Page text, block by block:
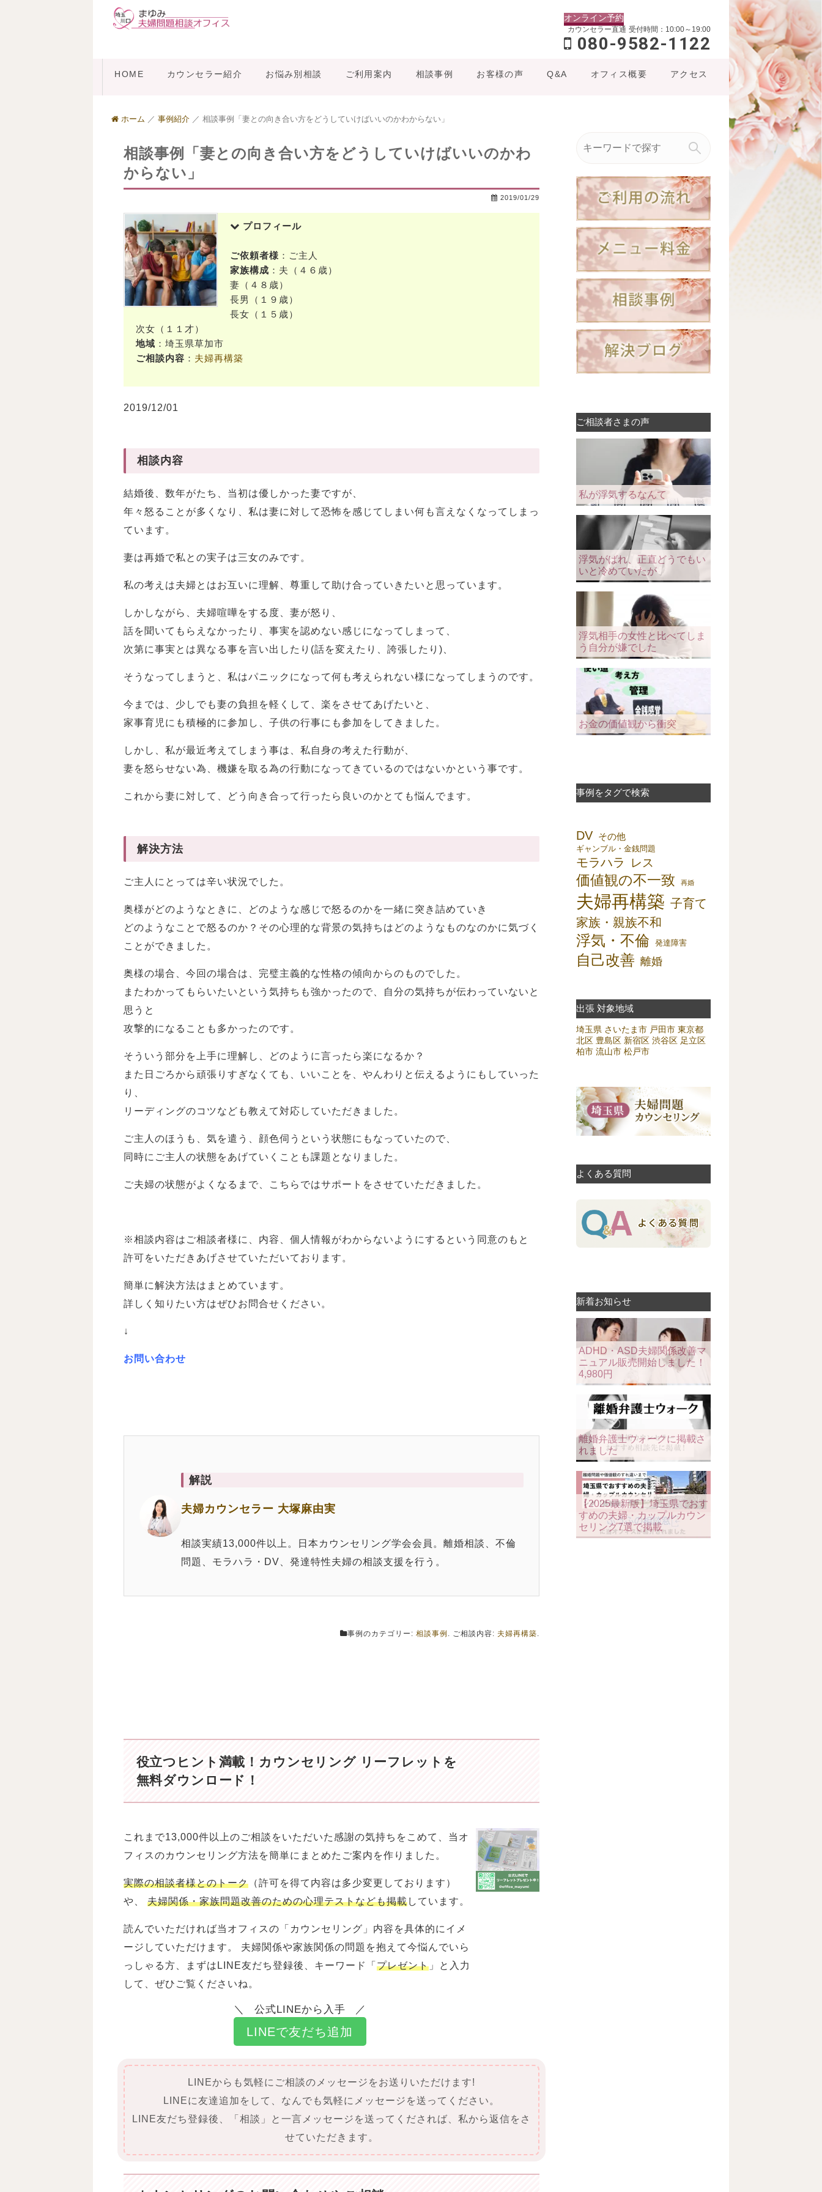
オンライン予約
カウンセラー直通 受付時間：10:00～19:00
080-9582-1122
HOME カウンセラー紹介 お悩み別相談 ご利用案内 相談事例 お客様の声 Q&A オフィス概要 アクセス
ホーム ／ 事例紹介 ／ 相談事例「妻との向き合い方をどうしていけばいいのかわからない」
相談事例「妻との向き合い方をどうしていけばいいのかわ
からない」
2019/01/29
プロフィール
ご依頼者様 ：ご主人
家族構成 ：夫（４６歳）
妻（４８歳）
長男（１９歳）
長女（１５歳）
次女（１１才）
地域 ：埼玉県草加市
ご相談内容 ： 夫婦再構築
2019/12/01
相談内容
結婚後、数年がたち、当初は優しかった妻ですが、
年々怒ることが多くなり、私は妻に対して恐怖を感じてしまい何も言えなくなってしまっ
ています。
妻は再婚で私との実子は三女のみです。
私の考えは夫婦とはお互いに理解、尊重して助け合っていきたいと思っています。
しかしながら、夫婦喧嘩をする度、妻が怒り、
話を聞いてもらえなかったり、事実を認めない感じになってしまって、
次第に事実とは異なる事を言い出したり(話を変えたり、誇張したり)、
そうなってしまうと、私はパニックになって何も考えられない様になってしまうのです。
今までは、少しでも妻の負担を軽くして、楽をさせてあげたいと、
家事育児にも積極的に参加し、子供の行事にも参加をしてきました。
しかし、私が最近考えてしまう事は、私自身の考えた行動が、
妻を怒らせない為、機嫌を取る為の行動になってきているのではないかという事です。
これから妻に対して、どう向き合って行ったら良いのかとても悩んでます。
解決方法
ご主人にとっては辛い状況でした。
奥様がどのようなときに、どのような感じで怒るのかを一緒に突き詰めていき
どのようなことで怒るのか？その心理的な背景の気持ちはどのようなものなのかに気づく
ことができました。
奥様の場合、今回の場合は、完璧主義的な性格の傾向からのものでした。
またわかってもらいたいという気持ちも強かったので、自分の気持ちが伝わっていないと
思うと
攻撃的になることも多かったのです。
そういう部分を上手に理解し、どのように言ったら楽になるか？
また日ごろから頑張りすぎなくても、いいことを、やんわりと伝えるようにもしていった
り、
リーディングのコツなども教えて対応していただきました。
ご主人のほうも、気を遣う、顔色伺うという状態にもなっていたので、
同時にご主人の状態をあげていくことも課題となりました。
ご夫婦の状態がよくなるまで、こちらではサポートをさせていただきました。
※相談内容はご相談者様に、内容、個人情報がわからないようにするという同意のもと
許可をいただきあげさせていただいております。
簡単に解決方法はまとめています。
詳しく知りたい方はぜひお問合せください。
↓
お問い合わせ
解説
夫婦カウンセラー 大塚麻由実
相談実績13,000件以上。日本カウンセリング学会会員。離婚相談、不倫
問題、モラハラ・DV、発達特性夫婦の相談支援を行う。
事例のカテゴリー: 相談事例 . ご相談内容: 夫婦再構築.
役立つヒント満載！ カウンセリング リーフレットを
無料ダウンロード！
これまで13,000件以上のご相談をいただいた感謝の気持ちをこめて、当オ
フィスのカウンセリング方法を簡単にまとめたご案内を作りました。
実際の相談者様とのトーク （許可を得て内容は多少変更しております）
や、 夫婦関係・家族問題改善のための心理テストなども掲載しています。
読んでいただければ当オフィスの「カウンセリング」内容を具体的にイメ
ージしていただけます。 夫婦関係や家族関係の問題を抱えて今悩んでいら
っしゃる方、まずはLINE友だち登録後、キーワード「 プレゼント 」と入力
して、ぜひご覧くださいね。
公式LINEから入手
LINEで友だち追加
LINEからも気軽にご相談のメッセージをお送りいただけます!
LINEに友達追加をして、なんでも気軽にメッセージを送ってください。
LINE友だち登録後、「相談」と一言メッセージを送ってくだされば、私から返信をさ
せていただきます。
ご相談者さまの声
私が浮気するなんて
浮気がばれ、正直どうでもい
いと冷めていたが
浮気相手の女性と比べてしま
う自分が嫌でした
お金の価値観から衝突
事例をタグで検索
DV その他
ギャンブル・金銭問題
モラハラ レス
価値観の不一致 再婚
夫婦再構築 子育て
家族・親族不和
浮気・不倫 発達障害
自己改善 離婚
出張 対象地域
埼玉県 さいたま市 戸田市 東京都
北区 豊島区 新宿区 渋谷区 足立区
柏市 流山市 松戸市
よくある質問
新着お知らせ
ADHD・ASD夫婦関係改善マ
ニュアル販売開始しました！
4,980円
離婚弁護士ウォークに掲載さ
れました
【2025最新版】埼玉県でおす
すめの夫婦・カップルカウン
セリング7選で掲載